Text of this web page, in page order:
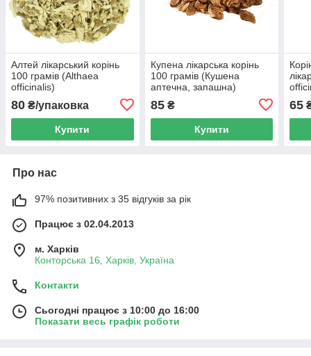
Алтей лікарський корінь
100 грамів (Althaea
officinalis)
80 ₴/упаковка
Купити
Купена лікарська корінь
100 грамів (Кушена
аптечна, запашна)
85₴
Купити
65
Про нас
97% позитивних з 35 відгуків за рік
Працює з 02.04.2013
м. Харків
Конторська 16, Харків, Україна
Контакти
Сьогодні працює з 10:00 до 16:00
Показати весь графік роботи